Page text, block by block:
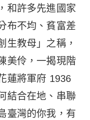
和許多先進國家
布不均、貧富差
生教母」之稱，
美伶，一揭現階
蓮將軍府 1936
結合在地、串聯
臺灣的你我，有